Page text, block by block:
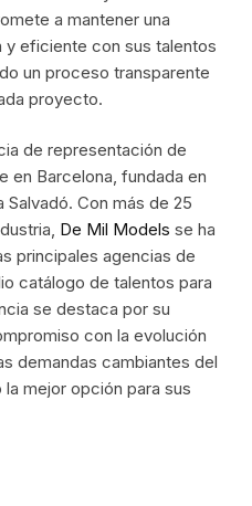
a mantener una
y eficiente con sus talentos
un proceso transparente
proyecto.
de representación de
en Barcelona, fundada en
Salvadó. Con más de 25
De Mil Models se ha
principales agencias de
catálogo de talentos para
se destaca por su
con la evolución
demandas cambiantes del
mejor opción para sus